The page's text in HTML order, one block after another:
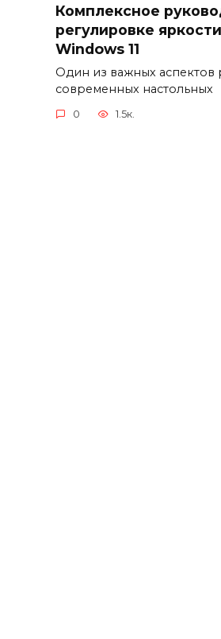
Комплексное
регулировке
Windows 11
Один из важных аспектов
современных настольных
0 1.5к.